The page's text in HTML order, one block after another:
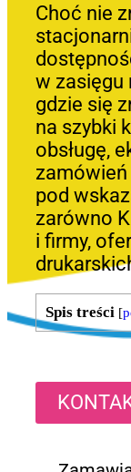
Choć nie
w zasięgu
gdzie się
na szybki
obsługę,
pod
zarówno
i firmy,
Spis treści [